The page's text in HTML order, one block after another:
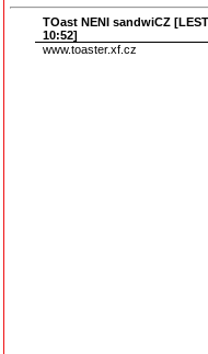
TOast NENI sandwiCZ [
10:52]
www.toaster.xf.cz